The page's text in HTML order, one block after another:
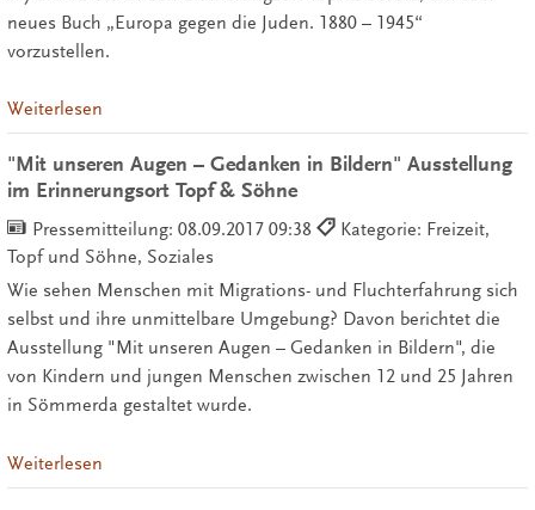
neues Buch „Europa gegen die Juden. 1880 – 1945“
vorzustellen.
Weiterlesen
"Mit unseren Augen – Gedanken in Bildern" Ausstellung
im Erinnerungsort Topf & Söhne
Pressemitteilung: 08.09.2017 09:38
Kategorie: Freizeit,
Topf und Söhne, Soziales
Wie sehen Menschen mit Migrations- und Fluchterfahrung sich
selbst und ihre unmittelbare Umgebung? Davon berichtet die
Ausstellung "Mit unseren Augen – Gedanken in Bildern", die
von Kindern und jungen Menschen zwischen 12 und 25 Jahren
in Sömmerda gestaltet wurde.
Weiterlesen